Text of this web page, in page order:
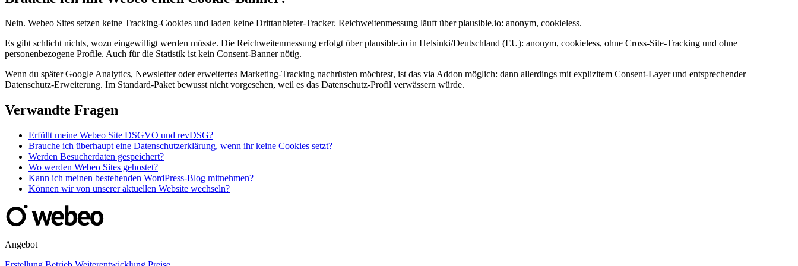
Nein. Webeo Sites setzen keine Tracking-Cookies und laden keine Drittanbieter-Tracker. Reichweitenmessung läuft über plausible.io: anonym, cookieless.
Es gibt schlicht nichts, wozu eingewilligt werden müsste. Die Reichweitenmessung erfolgt über plausible.io in Helsinki/Deutschland (EU): anonym, cookieless, ohne Cross-Site-Tracking und ohne
personenbezogene Profile. Auch für die Statistik ist kein Consent-Banner nötig.
Wenn du später Google Analytics, Newsletter oder erweitertes Marketing-Tracking nachrüsten möchtest, ist das via Addon möglich: dann allerdings mit explizitem Consent-Layer und entsprechender
Datenschutz-Erweiterung. Im Standard-Paket bewusst nicht vorgesehen, weil es das Datenschutz-Profil verwässern würde.
Verwandte Fragen
Erfüllt meine Webeo Site DSGVO und revDSG?
Brauche ich überhaupt eine Datenschutzerklärung, wenn ihr keine Cookies setzt?
Werden Besucherdaten gespeichert?
Wo werden Webeo Sites gehostet?
Kann ich meinen bestehenden WordPress-Blog mitnehmen?
Können wir von unserer aktuellen Website wechseln?
Angebot